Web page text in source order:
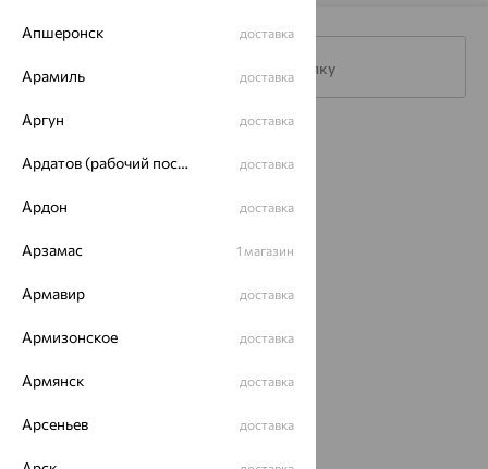
Подписаться на рассылку
О нас
Магазины и доставка г. Липецк
еще 3
Другие города
Апшеронск доставка
Арамиль доставка
Аргун доставка
Ардатов (рабочий поселок) доставка
Ардон доставка
Арзамас 1 магазин
Армавир доставка
Армизонское доставка
Армянск доставка
Арсеньев доставка